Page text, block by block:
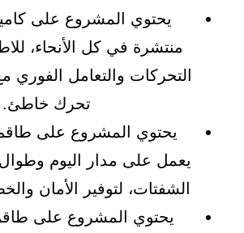
يحتوي المشروع على
منتشرة في كل الأنحاء،
التحركات والتعامل
تحرك خاطئ.
يحتوي المشروع على
يعمل على مدار اليوم وطوال
الشفتات، لتوفير الأمان
يحتوي المشروع على